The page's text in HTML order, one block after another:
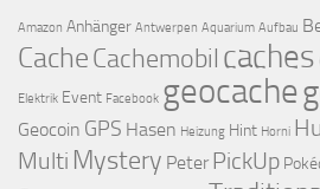
Amazon Anhänger Antwerpen Aquarium Aufbau
CacheCachemobil caches
Elektrik Event Facebook geocache
Geocoin GPS Hasen Heizung Hint Horni
Multi Mystery Peter PickUp